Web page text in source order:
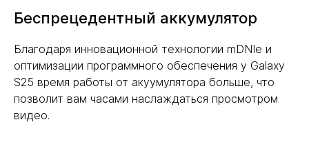
Беспрецедентный аккумулятор
Благодаря инновационной технологии mDNIe и
оптимизации программного обеспечения у Galaxy
S25 время работы от акуумулятора больше, что
позволит вам часами наслаждаться просмотром
видео.